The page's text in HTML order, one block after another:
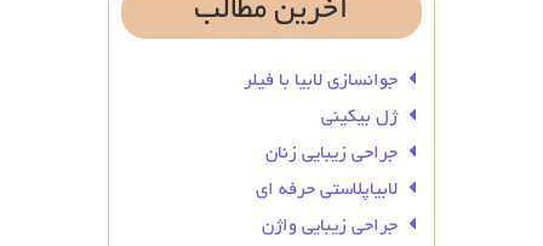
آخرین مطالب
جوانسازی لابیا با فیلر
ژل بیکینی
جراحی زیبایی زنان
لابیاپلاستی حرفه ای
جراحی زیبایی واژن